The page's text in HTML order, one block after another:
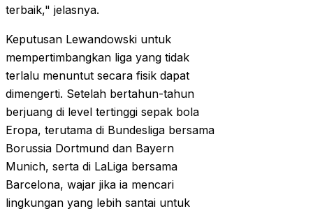
terbaik," jelasnya.
Keputusan Lewandowski untuk
mempertimbangkan liga yang tidak
terlalu menuntut secara fisik dapat
dimengerti. Setelah bertahun-tahun
berjuang di level tertinggi sepak bola
Eropa, terutama di Bundesliga bersama
Borussia Dortmund dan Bayern
Munich, serta di LaLiga bersama
Barcelona, wajar jika ia mencari
lingkungan yang lebih santai untuk